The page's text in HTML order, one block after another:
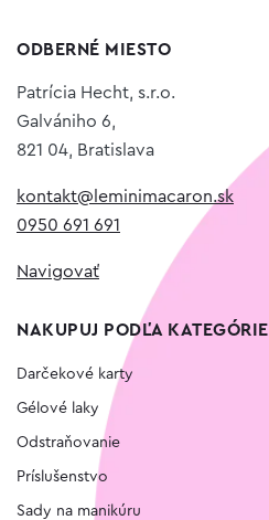
ODBERNÉ MIESTO
Patrícia Hecht, s.r.o.
Galvániho 6,
821 04, Bratislava
kontakt@leminimacaron.sk
0950 691 691
Navigovať
NAKUPUJ PODĽA KATEGÓRIE
Darčekové karty
Gélové laky
Odstraňovanie
Príslušenstvo
Sady na manikúru